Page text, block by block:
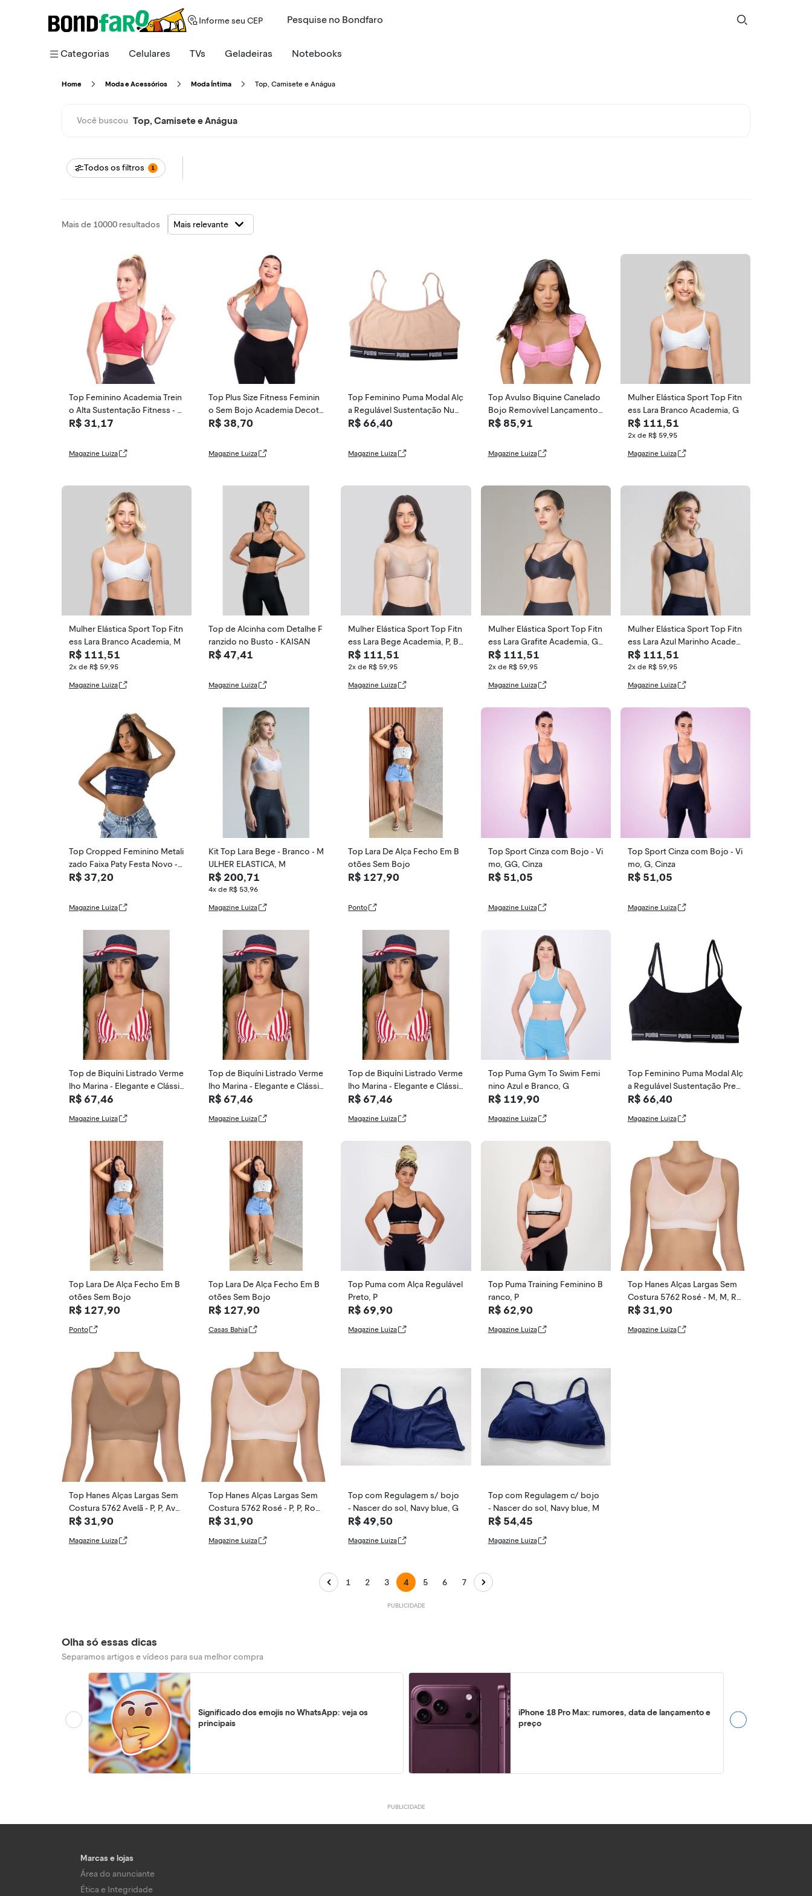
Informe seu CEP
Pesquise
Categorias Celulares TVs Geladeiras Notebooks
Home Moda e Acessórios Moda Íntima Top, Camisete e Anágua
Você buscou Top, Camisete e Anágua
Todos os filtros 1
Mais de 10000 resultados
Top Feminino Academia Trein
o Alta Sustentação Fitness - B
rás e Cia, GG
R$ 31,17
Magazine Luiza
Top Plus Size Fitness Feminin
o Sem Bojo Academia Decote
- Brás e Cia,
R$ 38,70
Magazine Luiza
Top Feminino Puma Modal Alç
a Regulável Sustentação Nud
e - SELENE, Nude
R$ 66,40
Magazine Luiza
Top Avulso Biquine Canelado
Bojo Removível Lançamento
2024 - Califórni
R$ 85,91
Magazine Luiza
Mulher Elástica Sport Top Fitn
ess Lara Branco Academia, G
R$ 111,51
2x de R$ 59,95
Magazine Luiza
Mulher Elástica Sport Top Fitn
ess Lara Branco Academia, M
R$ 111,51
2x de R$ 59,95
Magazine Luiza
Top de Alcinha com Detalhe F
ranzido no Busto - KAISAN
R$ 47,41
Magazine Luiza
Mulher Elástica Sport Top Fitn
ess Lara Bege Academia, P, Be
ge
R$ 111,51
2x de R$ 59,95
Magazine Luiza
Mulher Elástica Sport Top Fitn
ess Lara Grafite Academia, G,
Grafite
R$ 111,51
2x de R$ 59,95
Magazine Luiza
Mulher Elástica Sport Top Fitn
ess Lara Azul Marinho Academ
ia, P, Azul
R$ 111,51
2x de R$ 59,95
Magazine Luiza
Top Cropped Feminino Metali
zado Faixa Paty Festa Novo -
W&L Closet, Az
R$ 37,20
Magazine Luiza
Kit Top Lara Bege - Branco - M
ULHER ELASTICA, M
R$ 200,71
4x de R$ 53,96
Magazine Luiza
Top Lara De Alça Fecho Em B
otões Sem Bojo
R$ 127,90
Ponto
Top Sport Cinza com Bojo - Vi
mo, GG, Cinza
R$ 51,05
Magazine Luiza
Top Sport Cinza com Bojo - Vi
mo, G, Cinza
R$ 51,05
Magazine Luiza
Top de Biquíni Listrado Verme
lho Marina - Elegante e Clássic
o - Perola
R$ 67,46
Magazine Luiza
Top de Biquíni Listrado Verme
lho Marina - Elegante e Clássic
o - Perola
R$ 67,46
Magazine Luiza
Top de Biquíni Listrado Verme
lho Marina - Elegante e Clássic
o - Perola
R$ 67,46
Magazine Luiza
Top Puma Gym To Swim Femi
nino Azul e Branco, G
R$ 119,90
Magazine Luiza
Top Feminino Puma Modal Alç
a Regulável Sustentação Pret
o - SELENE, Pre
R$ 66,40
Magazine Luiza
Top Lara De Alça Fecho Em B
otões Sem Bojo
R$ 127,90
Ponto
Top Lara De Alça Fecho Em B
otões Sem Bojo
R$ 127,90
Casas Bahia
Top Puma com Alça Regulável
Preto, P
R$ 69,90
Magazine Luiza
Top Puma Training Feminino B
ranco, P
R$ 62,90
Magazine Luiza
Top Hanes Alças Largas Sem
Costura 5762 Rosé - M, M, Ro
sé
R$ 31,90
Magazine Luiza
Top Hanes Alças Largas Sem
Costura 5762 Avelã - P, P, Avel
ã
R$ 31,90
Magazine Luiza
Top Hanes Alças Largas Sem
Costura 5762 Rosé - P, P, Ros
é
R$ 31,90
Magazine Luiza
Top com Regulagem s/ bojo
- Nascer do sol, Navy blue, G
R$ 49,50
Magazine Luiza
Top com Regulagem c/ bojo
- Nascer do sol, Navy blue, M
R$ 54,45
Magazine Luiza
1 2 3 4 5 6 7
Olha só essas dicas
Separamos artigos e vídeos para sua melhor compra
Significado dos emojis no WhatsApp: veja os
principais
iPhone 18 Pro Max: rumores, data de lançamento e
preço
Marcas e lojas
Área do anunciante
Ética e Integridade